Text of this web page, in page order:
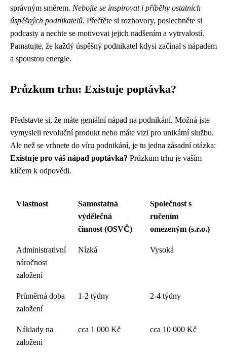
správným směrem. Nebojte se inspirovat i příběhy ostatních
úspěšných podnikatelů. Přečtěte si rozhovory, poslechněte si
podcasty a nechte se motivovat jejich nadšením a vytrvalostí.
Pamatujte, že každý úspěšný podnikatel kdysi začínal s nápadem
a spoustou energie.
Průzkum trhu: Existuje poptávka?
Představte si, že máte geniální nápad na podnikání. Možná jste
vymysleli revoluční produkt nebo máte vizi pro unikátní službu.
Ale než se vrhnete do víru podnikání, je tu jedna zásadní otázka:
Existuje pro váš nápad poptávka? Průzkum trhu je vaším
klíčem k odpovědi.
Vlastnost
Samostatná
výdělečná
činnost (OSVČ)
Společnost s
ručením
omezeným (s.r.o.)
Administrativní
náročnost
založení
Nízká Vysoká
Průměrná doba
založení
1-2 týdny 2-4 týdny
Náklady na
založení
cca 1 000 Kč cca 10 000 Kč